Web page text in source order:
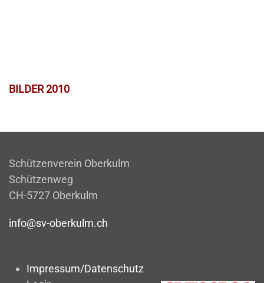
BILDER 2010
Schützenverein Oberkulm
Schützenweg
CH-5727 Oberkulm
info@sv-oberkulm.ch
Impressum/Datenschutz